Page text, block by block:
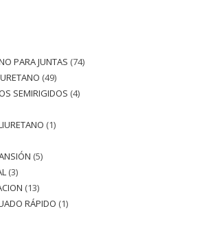
PARA JUNTAS 74
49
SEMIRIGIDOS 4
1
5
3
13
RÁPIDO 1